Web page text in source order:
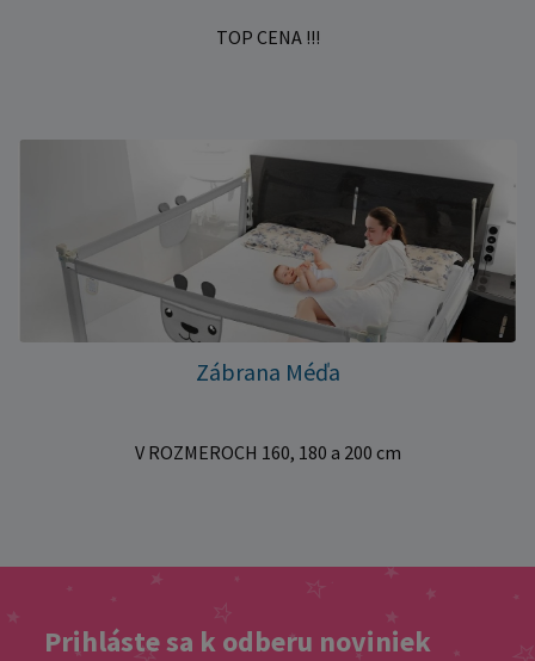
TOP CENA !!!
Zábrana Méďa
V ROZMEROCH 160, 180 a 200 cm
Prihláste sa k odberu noviniek